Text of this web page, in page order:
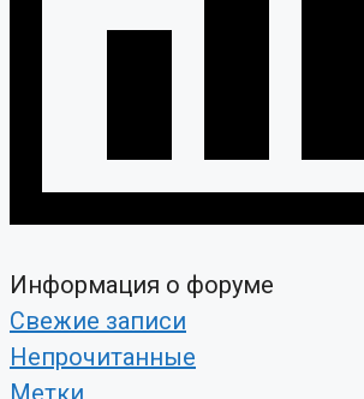
Информация о форуме
Свежие записи
Непрочитанные
Метки